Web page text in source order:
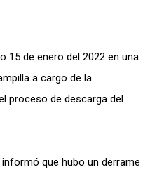
15 de enero del 2022 en una
a cargo de la
proceso de descarga del
que hubo un derrame